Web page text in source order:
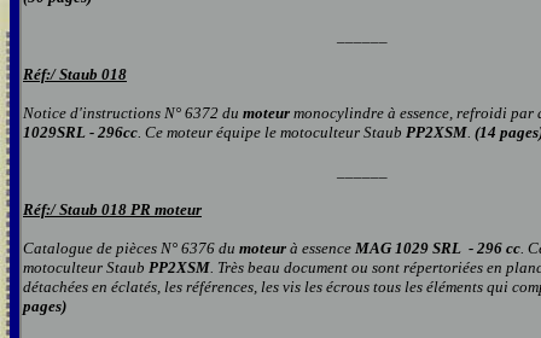
Réf:/Staub 018
Notice d'instructions N° 6372 du moteur monocylindre à essence, refroidi par
1029SRL - 296cc. Ce moteur équipe le motoculteur Staub PP2XSM. (14
Réf:/Staub 018 PR moteur
Catalogue de pièces N° 6376 du moteur à essence MAG 1029 SRL - 296 cc.
motoculteur Staub PP2XSM. Très beau document ou sont répertoriées en
détachées en éclatés, les références, les vis les écrous tous les éléments qui
pages)